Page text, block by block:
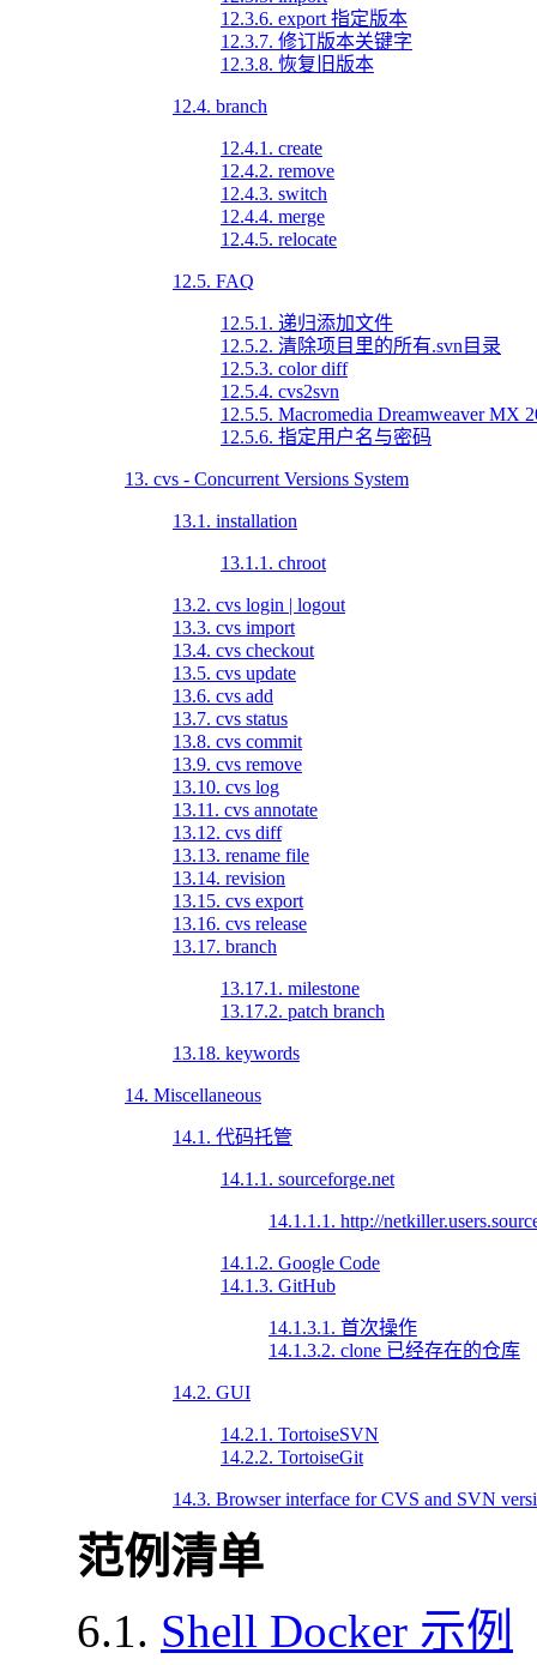
12.3.6. export 指定版本
12.3.7. 修订版本关键字
12.3.8. 恢复旧版本
12.4. branch
12.4.1. create
12.4.2. remove
12.4.3. switch
12.4.4. merge
12.4.5. relocate
12.5. FAQ
12.5.1. 递归添加文件
12.5.2. 清除项目里的所有.svn目录
12.5.3. color diff
12.5.4. cvs2svn
12.5.5. Macromedia Dreamweaver MX
12.5.6. 指定用户名与密码
13. cvs - Concurrent Versions System
13.1. installation
13.1.1. chroot
13.2. cvs login | logout
13.3. cvs import
13.4. cvs checkout
13.5. cvs update
13.6. cvs add
13.7. cvs status
13.8. cvs commit
13.9. cvs remove
13.10. cvs log
13.11. cvs annotate
13.12. cvs diff
13.13. rename file
13.14. revision
13.15. cvs export
13.16. cvs release
13.17. branch
13.17.1. milestone
13.17.2. patch branch
13.18. keywords
14. Miscellaneous
14.1. 代码托管
14.1.1. sourceforge.net
14.1.1.1. http://
14.1.2. Google Code
14.1.3. GitHub
14.1.3.1. 首次操作
14.1.3.2. clone 已经存在的仓库
14.2. GUI
14.2.1. TortoiseSVN
14.2.2. TortoiseGit
14.3. Browser interface for CVS and SVN
范例清单
6.1. Shell Docker 示例